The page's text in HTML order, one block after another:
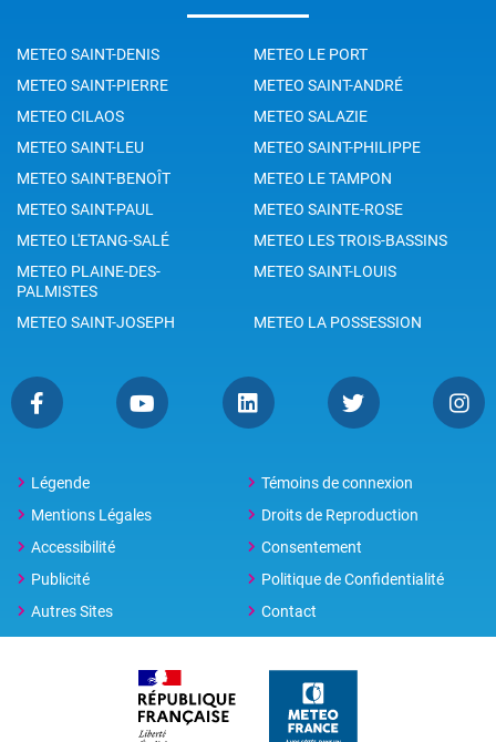
METEO SAINT-DENIS
METEO LE PORT
METEO SAINT-PIERRE
METEO SAINT-ANDRÉ
METEO CILAOS
METEO SALAZIE
METEO SAINT-LEU
METEO SAINT-PHILIPPE
METEO SAINT-BENOÎT
METEO LE TAMPON
METEO SAINT-PAUL
METEO SAINTE-ROSE
METEO L'ETANG-SALÉ
METEO LES TROIS-BASSINS
METEO PLAINE-DES-
PALMISTES
METEO SAINT-LOUIS
METEO SAINT-JOSEPH METEO LA POSSESSION
Légende
Témoins de connexion
Mentions Légales
Droits de Reproduction
Accessibilité
Consentement
Publicité
Politique de Confidentialité
Autres Sites
Contact